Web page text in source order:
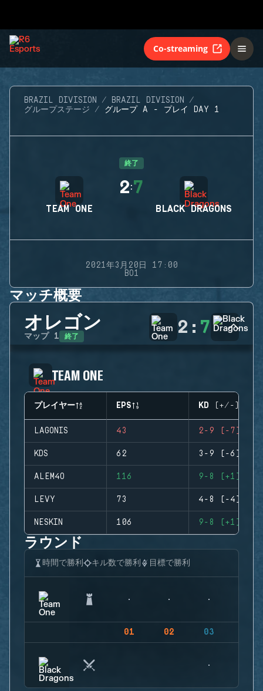
Co-streaming
BRAZIL DIVISION
BRAZIL DIVISION
グループステージ
グループ A - プレイ DAY 1
終了
TEAM ONE
2:7
BLACK DRAGONS
2021年3月20日 17:00
BO1
マッチ概要
オレゴン
マップ 1 終了 2 : 7
TEAM ONE
プレイヤー EPS KD (+/-)
LAGONIS 43 2-9 (-7)
KDS 62 3-9 (-6)
ALEM4O 116 9-8 (+1)
LEVY 73 4-8 (-4)
NESKIN 106 9-8 (+1)
ラウンド
時間で勝利 キル数で勝利 目標で勝利
01 02 03